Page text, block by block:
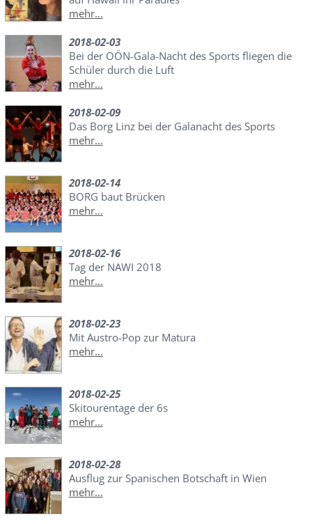
mehr...
2018-02-03
Bei der OÖN-Gala-Nacht des Sports fliegen die
Schüler durch die Luft
mehr...
2018-02-09
Das Borg Linz bei der Galanacht des Sports
mehr...
2018-02-14
BORG baut Brücken
mehr...
2018-02-16
Tag der NAWI 2018
mehr...
2018-02-23
Mit Austro-Pop zur Matura
mehr...
2018-02-25
Skitourentage der 6s
mehr...
2018-02-28
Ausflug zur Spanischen Botschaft in Wien
mehr...